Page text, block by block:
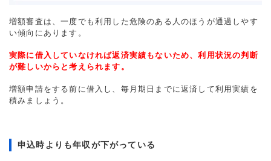
増額審査は、一度でも利用した危険のある人のほうが通過しやす
い傾向にあります。
実際に借入していなければ返済実績もないため、利用状況の判断
が難しいからと考えられます。
増額申請をする前に借入し、毎月期日までに返済して利用実績を
積みましょう。
申込時よりも年収が下がっている